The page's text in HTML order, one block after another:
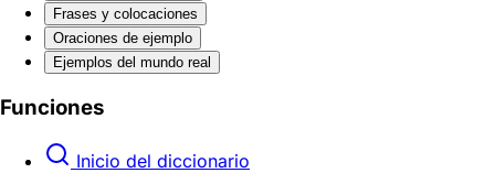
Frases y colocaciones
Oraciones de ejemplo
Ejemplos del mundo real
Funciones
Inicio del diccionario